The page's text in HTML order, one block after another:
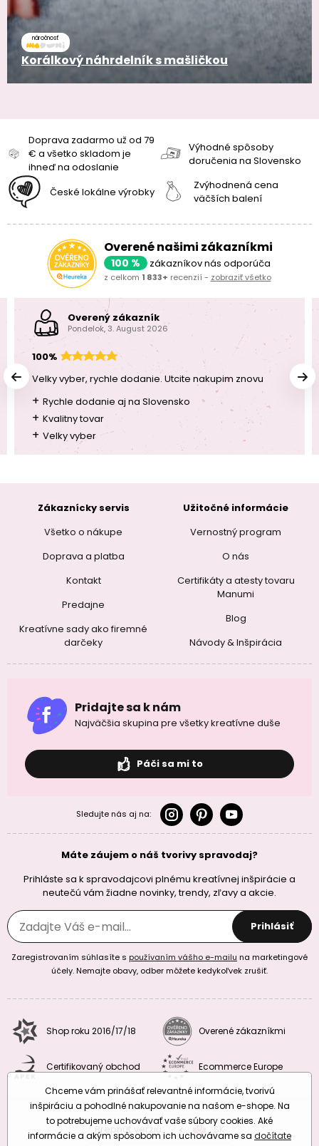
náročnosť
Korálkový náhrdelník s mašličkou
Doprava zadarmo už od 79
€ a všetko skladom je
ihneď na odoslanie
Výhodné spôsoby
doručenia na Slovensko
České lokálne výrobky
Zvýhodnená cena
väčších balení
Overené našimi zákazníkmi
100 % zákazníkov nás odporúča
z celkom 1 833+ recenzií - zobraziť všetko
Overený zákazník
Pondelok, 3. August 2026
100%
Velky vyber, rychle dodanie. Utcite nakupim znovu
+ Rychle dodanie aj na Slovensko
+ Kvalitny tovar
+ Velky vyber
Zákaznícky servis
Všetko o nákupe
Doprava a platba
Kontakt
Predajne
Kreatívne sady ako firemné
darčeky
Užitočné informácie
Vernostný program
O nás
Certifikáty a atesty tovaru
Manumi
Blog
Návody & Inšpirácia
Pridajte sa k nám
Najväčšia skupina pre všetky kreatívne duše
Páči sa mi to
Sledujte nás aj na:
Máte záujem o náš tvorivy spravodaj?
Prihláste sa k spravodajcovi plnému kreatívnej inšpirácie a
neutečú vám žiadne novinky, trendy, zľavy a akcie.
Prihlásiť
Zaregistrovaním súhlasíte s používaním vášho e-mailu na marketingové
účely. Nemajte obavy, odber môžete kedykoľvek zrušiť.
Shop roku 2016/17/18 Overené zákazníkmi
Certifikovaný obchod Ecommerce Europe
Prepnúť verziu: CZSK
Chceme vám prinášať relevantné informácie, tvorivú
inšpiráciu a pohodlné nakupovanie na našom e-shope. Na
to potrebujeme uchovávať vaše súbory cookies. Aké
informácie a akým spôsobom ich uchovávame sa dočítate